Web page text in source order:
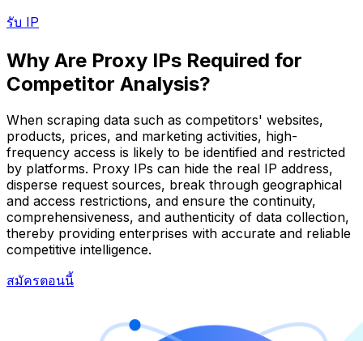
รับ IP
Why Are Proxy IPs Required for
Competitor Analysis?
When scraping data such as competitors' websites,
products, prices, and marketing activities, high-
frequency access is likely to be identified and restricted
by platforms. Proxy IPs can hide the real IP address,
disperse request sources, break through geographical
and access restrictions, and ensure the continuity,
comprehensiveness, and authenticity of data collection,
thereby providing enterprises with accurate and reliable
competitive intelligence.
สมัครตอนนี้